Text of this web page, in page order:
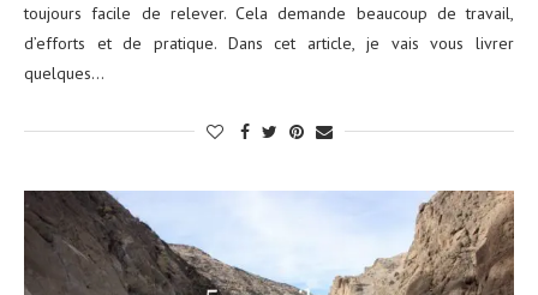
toujours facile de relever. Cela demande beaucoup de travail,
d’efforts et de pratique. Dans cet article, je vais vous livrer
quelques…